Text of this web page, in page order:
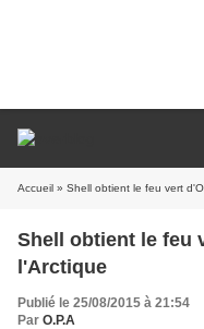
Accueil » Shell obtient le feu vert
Shell obtient le feu
l'Arctique
Publié le 25/08/2015 à 21:54
Par O.P.A